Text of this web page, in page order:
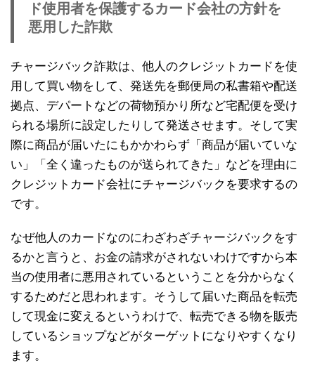
ド使用者を保護するカード会社の方針を
悪用した詐欺
チャージバック詐欺は、他人のクレジットカードを使
用して買い物をして、発送先を郵便局の私書箱や配送
拠点、デパートなどの荷物預かり所など宅配便を受け
られる場所に設定したりして発送させます。そして実
際に商品が届いたにもかかわらず「商品が届いていな
い」「全く違ったものが送られてきた」などを理由に
クレジットカード会社にチャージバックを要求するの
です。
なぜ他人のカードなのにわざわざチャージバックをす
るかと言うと、お金の請求がされないわけですから本
当の使用者に悪用されているということを分からなく
するためだと思われます。そうして届いた商品を転売
して現金に変えるというわけで、転売できる物を販売
しているショップなどがターゲットになりやすくなり
ます。